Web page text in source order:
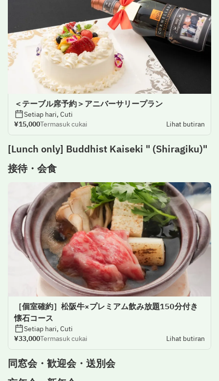
＜テーブル席予約＞アニバーサリープラン
Setiap hari, Cuti
¥15,000Termasuk cukai Lihat butiran
[Lunch only] Buddhist Kaiseki " (Shiragiku)"
接待・会食
［個室確約］松阪牛×プレミアム飲み放題150分付き
懐石コース
Setiap hari, Cuti
¥33,000Termasuk cukai Lihat butiran
同窓会・歓迎会・送別会